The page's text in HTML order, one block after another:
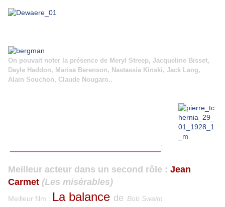
On pouvait noter la présence de Meryl Streep, Jacqueline Bisset,
Dayle Haddon, Marisa Berenson, Nastassia Kinski, Jack Lang,
Alain Souchon, Claude Nougaro..
:
Meilleur acteur dans un second rôle : Jean
Carmet (Les misérables)
Meilleur film : La balance de Bob Swaim